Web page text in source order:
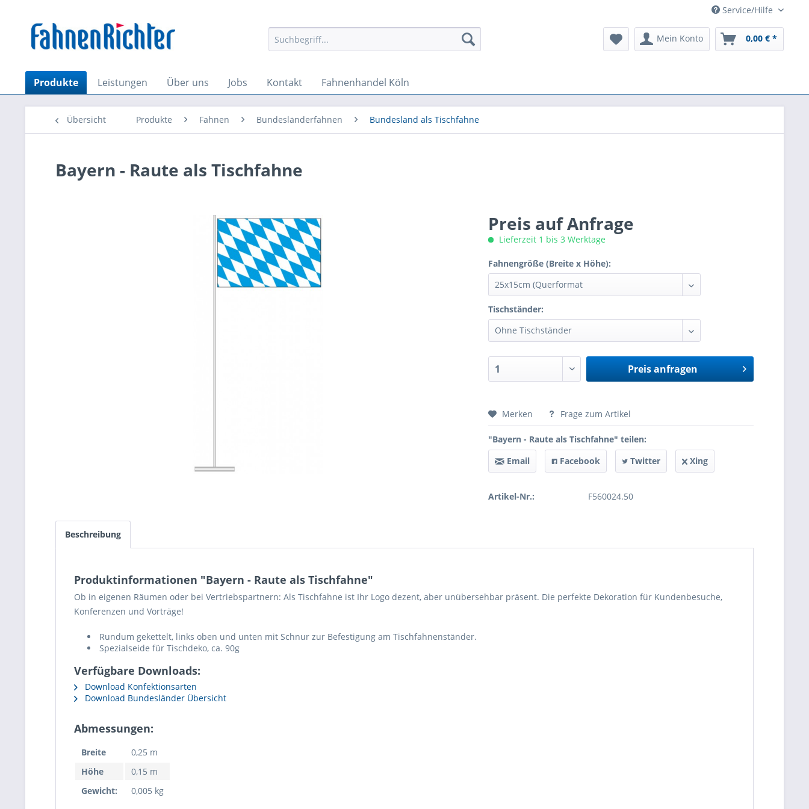
Service/Hilfe
Mein Konto 0,00 € *
Produkte Leistungen Über uns Jobs Kontakt Fahnenhandel Köln
Übersicht Produkte Fahnen Bundesländerfahnen Bundesland als Tischfahne
Bayern - Raute als Tischfahne
Preis auf Anfrage
Lieferzeit 1 bis 3 Werktage
Fahnengröße (Breite x Höhe):
Tischständer:
Preis anfragen
Preis anfragen
Merken Frage zum Artikel
"Bayern - Raute als Tischfahne" teilen:
Email
Facebook Twitter Xing
Artikel-Nr.: F560024.50
Beschreibung
Produktinformationen "Bayern - Raute als Tischfahne"
Ob in eigenen Räumen oder bei Vertriebspartnern: Als Tischfahne ist Ihr Logo dezent, aber unübersehbar präsent. Die perfekte Dekoration für Kundenbesuche,
Konferenzen und Vorträge!
Rundum gekettelt, links oben und unten mit Schnur zur Befestigung am Tischfahnenständer.
Spezialseide für Tischdeko, ca. 90g
Verfügbare Downloads:
Download Konfektionsarten
Download Bundesländer Übersicht
Abmessungen:
Breite
0,25 m
Höhe
0,15 m
Gewicht:
0,005 kg